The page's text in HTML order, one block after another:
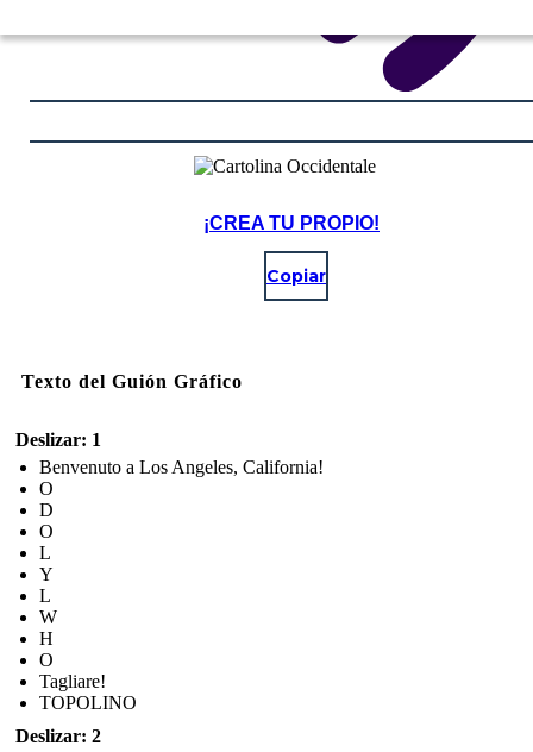
¡CREA TU PROPIO!
Copiar
Texto del Guión Gráfico
Deslizar: 1
Benvenuto a Los Angeles, California!
O
D
O
L
Y
L
W
H
O
Tagliare!
TOPOLINO
Deslizar: 2